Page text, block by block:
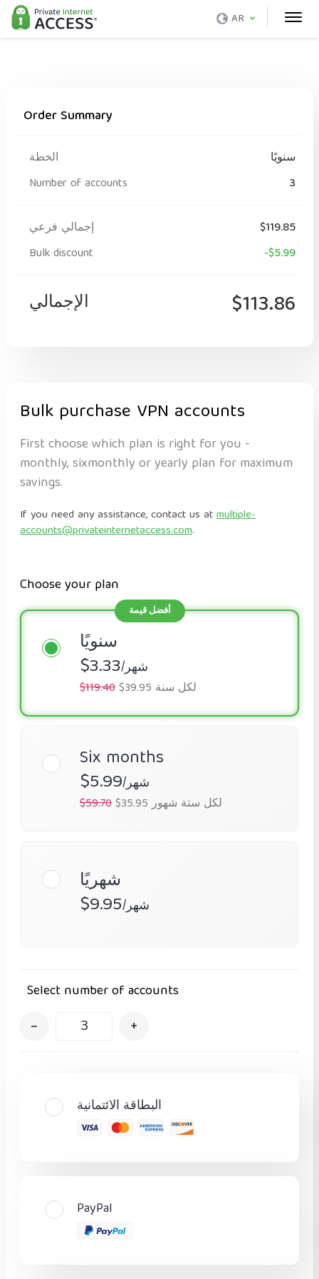
AR
Order Summary
الخطة
سنويًا
Number of accounts
3
إجمالي فرعي
$119.85
Bulk discount
-$5.99
الإجمالي $113.86
Bulk purchase VPN accounts
First choose which plan is right for you -
monthly, sixmonthly or yearly plan for maximum
savings.
If you need any assistance, contact us atmultiple-
accounts@privateinternetaccess.com.
Choose your plan
سنويًا
$3.33 /شهر
$119.40 $39.95 لكل سنة
Six months
$5.99/شهر
$59.70 $35.95 لكل ستة شهور
شهريًا
$9.95 /شهر
Select number of accounts
– +
البطاقة الائتمانية
PayPal